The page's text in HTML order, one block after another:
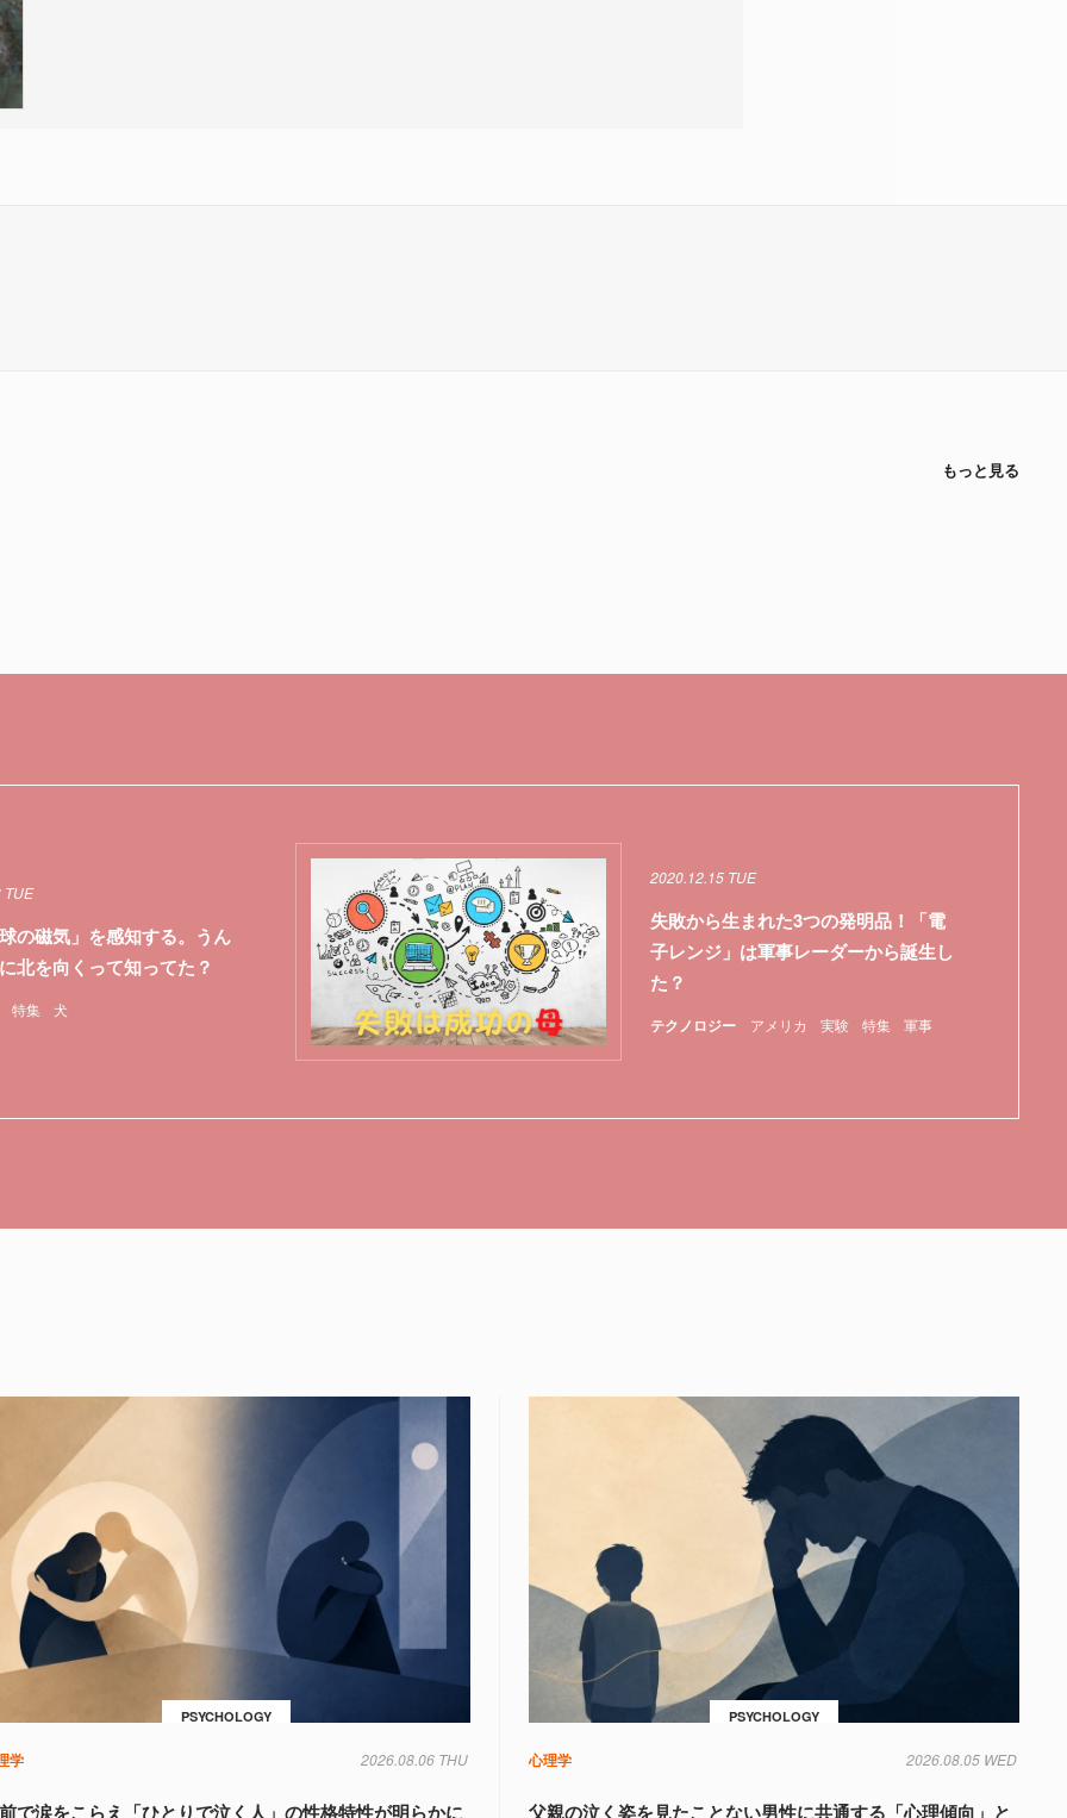
もっと見る
特集 犬
TUE
の磁気」を感知する。うん
北を向くって知ってた？
テクノロジー アメリカ 実験 特集 軍事
2020.12.15 TUE
失敗から生まれた3つの発明品！「電
子レンジ」は軍事レーダーから誕生し
た？
PSYCHOLOGY
学 2026.08.06 THU
で涙をこらえ「ひとりで泣く人」の性格特性が明らかに
PSYCHOLOGY
心理学 2026.08.05 WED
父親の泣く姿を見たことない男性に共通する「心理傾向」と